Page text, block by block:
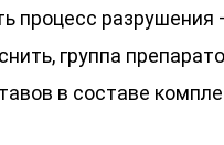
процесс разрушения
группа
в составе